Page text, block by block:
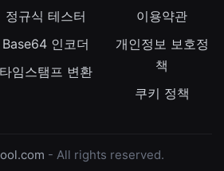
정규식 테스터
Base64 인코더
타임스탬프 변환
이용약관
개인정보 보호정
책
쿠키 정책
- All rights reserved.